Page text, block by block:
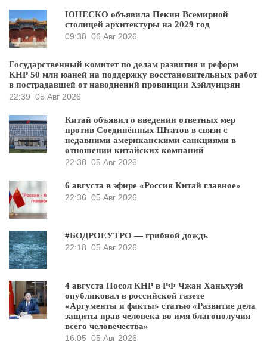
ЮНЕСКО объявила Пекин Всемирной
столицей архитектуры на 2029 год
09:38 06 Авг 2026
Государственный комитет по делам развития и реформ
КНР 50 млн юаней на поддержку восстановительных работ
в пострадавшей от наводнений провинции Хэйлунцзян
22:39 05 Авг 2026
Китай объявил о введении ответных мер
против Соединённых Штатов в связи с
недавними американскими санкциями в
отношении китайских компаний
22:38 05 Авг 2026
6 августа в эфире «Россия Китай главное»
22:36 05 Авг 2026
#БОДРОЕУТРО — грибной дождь
22:18 05 Авг 2026
4 августа Посол КНР в РФ Чжан Ханьхуэй
опубликовал в российской газете
«Аргументы и факты» статью «Развитие дела
защиты прав человека во имя благополучия
всего человечества»
16:05 05 Авг 2026